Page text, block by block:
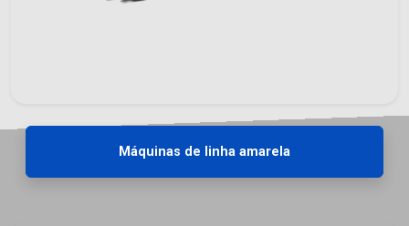
Máquinas de linha amarela